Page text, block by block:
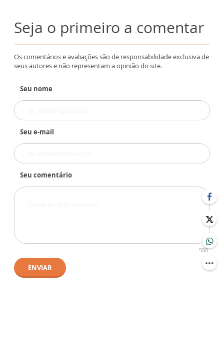
Seja o primeiro a comentar
Os comentários e avaliações são de responsabilidade exclusiva de
seus autores e não representam a opinião do site.
Seu nome
Seu e-mail
Seu comentário
500
ENVIAR